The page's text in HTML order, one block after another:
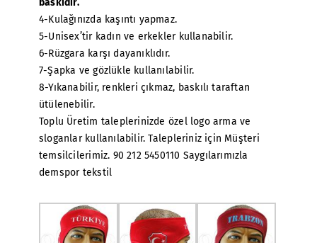
baskıdır.
4-Kulağınızda kaşıntı yapmaz.
5-Unisex’tir kadın ve erkekler kullanabilir.
6-Rüzgara karşı dayanıklıdır.
7-Şapka ve gözlükle kullanılabilir.
8-Yıkanabilir, renkleri çıkmaz, baskılı taraftan
ütülenebilir.
Toplu Üretim taleplerinizde özel logo arma ve
sloganlar kullanılabilir. Talepleriniz için Müşteri
temsilcilerimiz. 90 212 5450110 Saygılarımızla
demspor tekstil